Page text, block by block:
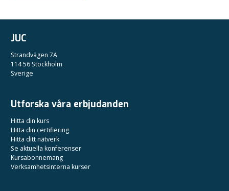
JUC
Strandvägen 7A
114 56 Stockholm
Sverige
Utforska våra erbjudanden
Hitta din kurs
Hitta din certifiering
Hitta ditt nätverk
Se aktuella konferenser
Kursabonnemang
Verksamhetsinterna kurser